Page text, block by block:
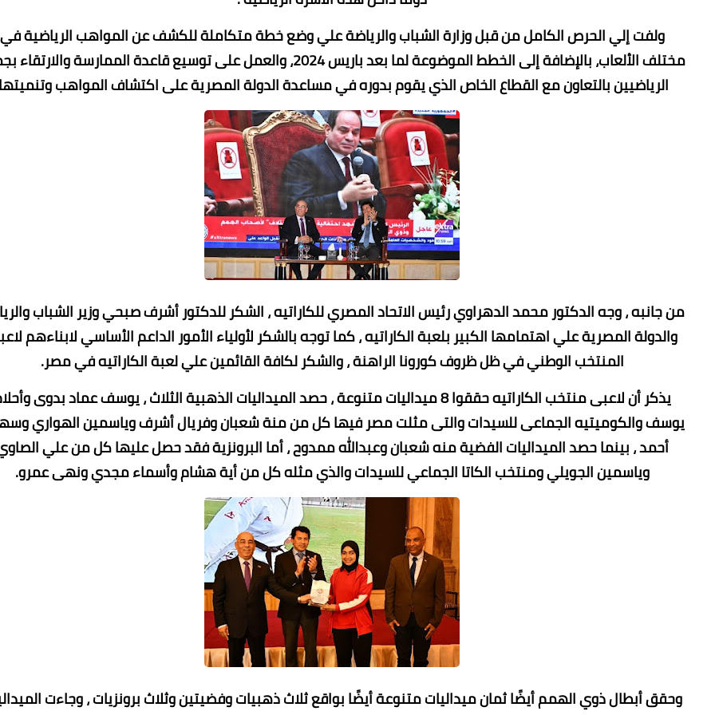
ولفت إلي الحرص الكامل من قبل وزارة الشباب والرياضة علي وضع خطة متكاملة للكشف عن المواهب الرياضية في
مختلف الألعاب، بالإضافة إلى الخطط الموضوعة لما بعد باريس 2024، والعمل على توسيع قاعدة الممارسة
الرياضيين بالتعاون مع القطاع الخاص الذي يقوم بدوره في مساعدة الدولة المصرية على اكتشاف المواهب
من جانبه ، وجه الدكتور محمد الدهراوي رئيس الاتحاد المصري للكاراتيه ، الشكر للدكتور أشرف صبحي وزير الشباب
والدولة المصرية علي اهتمامها الكبير بلعبة الكاراتيه ، كما توجه بالشكر لأولياء الأمور الداعم الأساسي لابناءهم
المنتخب الوطني في ظل ظروف كورونا الراهنة ، والشكر لكافة القائمين علي لعبة الكاراتيه في مصر.
يذكر أن لاعبى منتخب الكاراتيه حققوا 8 ميداليات متنوعة ، حصد الميداليات الذهبية الثلاث ، يوسف عماد بدوى
يوسف والكوميتيه الجماعى للسيدات والتى مثلت مصر فيها كل من منة شعبان وفريال أشرف وياسمين الهواري
أحمد ، بينما حصد الميداليات الفضية منه شعبان وعبدالله ممدوح ، أما البرونزية فقد حصل عليها كل من علي
وياسمين الجويلي ومنتخب الكاتا الجماعي للسيدات والذي مثله كل من أية هشام وأسماء مجدي ونهى عمرو.
وحقق أبطال ذوي الهمم أيضًا ثمان ميداليات متنوعة أيضًا بواقع ثلاث ذهبيات وفضيتين وثلاث برونزيات ، وجاءت